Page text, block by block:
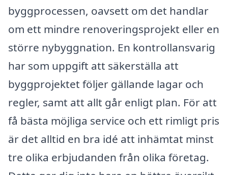
byggprocessen, oavsett om det handlar
om ett mindre renoveringsprojekt eller en
större nybyggnation. En kontrollansvarig
har som uppgift att säkerställa att
byggprojektet följer gällande lagar och
regler, samt att allt går enligt plan. För att
få bästa möjliga service och ett rimligt pris
är det alltid en bra idé att inhämtat minst
tre olika erbjudanden från olika företag.